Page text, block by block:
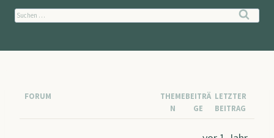
Suchen
FORUM
THEME
N
BEITRÄ
GE
LETZTER
BEITRAG